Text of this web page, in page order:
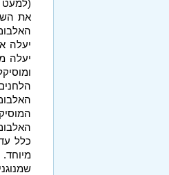
(למעט
את
יעלה
יעלה
כלל